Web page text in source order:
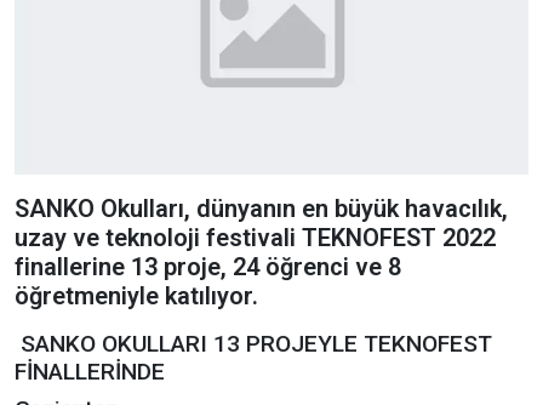
SANKO Okulları, dünyanın en büyük havacılık,
uzay ve teknoloji festivali TEKNOFEST 2022
finallerine 13 proje, 24 öğrenci ve 8
öğretmeniyle katılıyor.
SANKO OKULLARI 13 PROJEYLE TEKNOFEST
FİNALLERİNDE